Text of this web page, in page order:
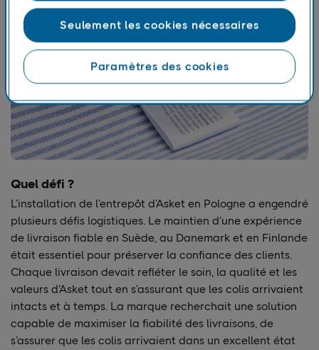
Quel défi ?
L’installation de l’entrepôt d’Asket en Pologne a engendré
plusieurs défis logistiques. Le maintien d’une expérience
de livraison fiable en Suède, au Danemark et en Finlande
était essentiel pour préserver la confiance des clients.
Chaque livraison devait refléter le soin, la qualité et les
valeurs d’Asket tout en s’assurant que les colis arrivaient
intacts et à temps. La marque recherchait une solution
capable de maximiser la fiabilité des livraisons, de
s’assurer que les colis arrivaient dans un excellent état
Paramètres des cookies
Seulement les cookies nécessaires